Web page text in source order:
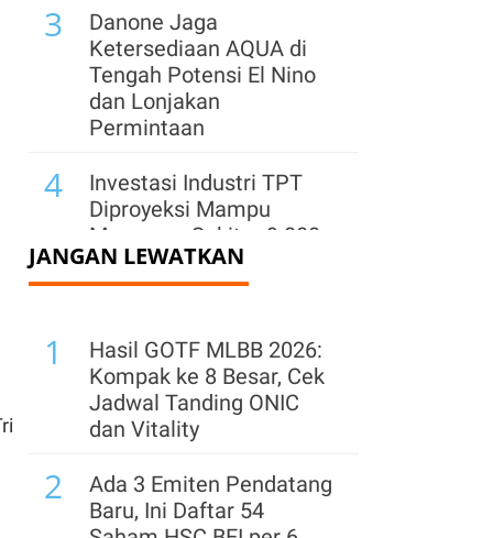
3
Danone Jaga
Ketersediaan AQUA di
Tengah Potensi El Nino
dan Lonjakan
Permintaan
4
Investasi Industri TPT
Diproyeksi Mampu
Menyerap Sekitar 9.800
Tenaga Kerja
Pembangunan Tol
Jakarta-Cikampek II
Selatan Paket 2A,
Progres Sudah 85,20%
6
Perkuat Pasar di Jawa
Barat, Semen Indonesia
(SMGR) Hadirkan Lagi
JANGAN LEWATKAN
1
Hasil GOTF MLBB 2026:
Kompak ke 8 Besar, Cek
Jadwal Tanding ONIC
dan Vitality
2
Ada 3 Emiten Pendatang
Baru, Ini Daftar 54